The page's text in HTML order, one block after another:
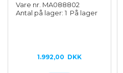
Vare nr. MA088802
Antal på lager: 1 På lager
1.992,00 DKK